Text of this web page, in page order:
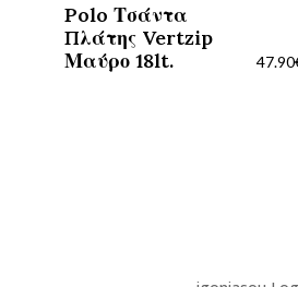
Polo Τσάντα
Πλάτης Vertzip
Μαύρο 18lt.
47.90